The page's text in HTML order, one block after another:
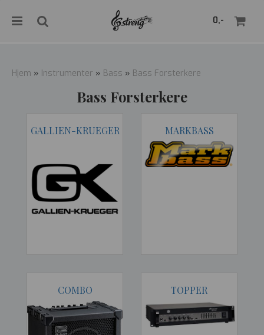
0,-
Hjem » Instrumenter » Bass » Bass Forsterkere
Bass Forsterkere
GALLIEN-KRUEGER MARKBASS
COMBO TOPPER
Trykk ENTER for å søke